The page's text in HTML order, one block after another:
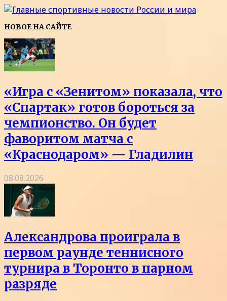
НОВОЕ НА САЙТЕ
«Игра с «Зенитом» показала, что
«Спартак» готов бороться за
чемпионство. Он будет
фаворитом матча с
«Краснодаром» — Гладилин
08.08.2026
Александрова проиграла в
первом раунде теннисного
турнира в Торонто в парном
разряде